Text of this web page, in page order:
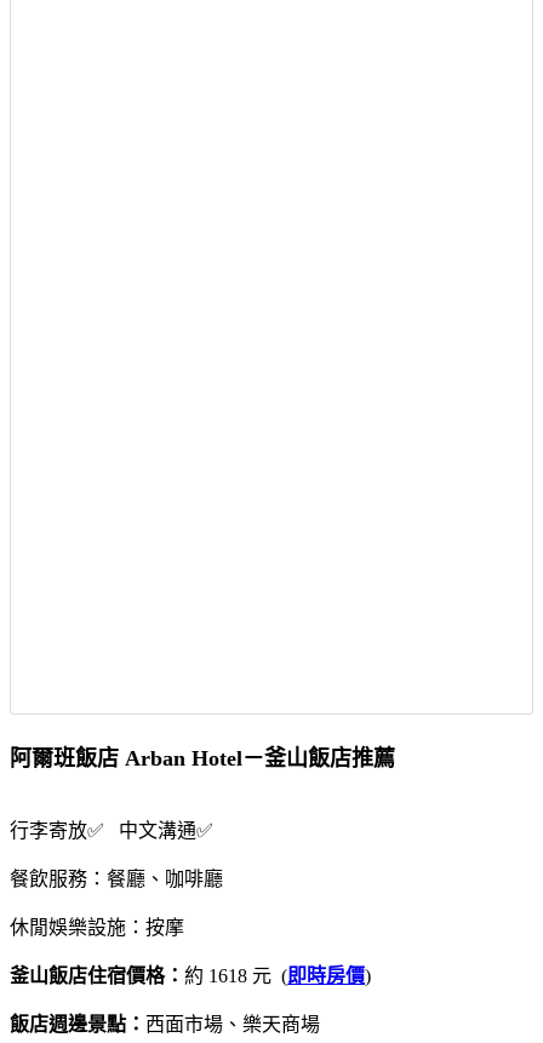
阿爾班飯店 Arban Hotel－釜山飯店推薦
行李寄放✅ 中文溝通✅
餐飲服務：餐廳、咖啡廳
休閒娛樂設施：按摩
釜山飯店住宿價格： 約 1618 元 (即時房價)
飯店週邊景點： 西面市場、樂天商場